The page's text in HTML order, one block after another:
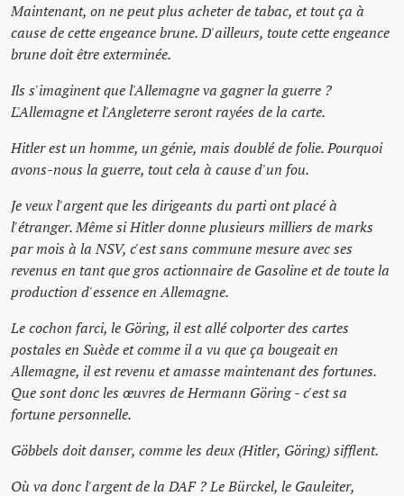
Maintenant, on ne peut plus acheter de tabac, et tout ça à
cause de cette engeance brune. D'ailleurs, toute cette engeance
brune doit être exterminée.
Ils s'imaginent que l'Allemagne va gagner la guerre ?
L'Allemagne et l'Angleterre seront rayées de la carte.
Hitler est un homme, un génie, mais doublé de folie. Pourquoi
avons-nous la guerre, tout cela à cause d'un fou.
Je veux l'argent que les dirigeants du parti ont placé à
l'étranger. Même si Hitler donne plusieurs milliers de marks
par mois à la NSV, c'est sans commune mesure avec ses
revenus en tant que gros actionnaire de Gasoline et de toute la
production d'essence en Allemagne.
Le cochon farci, le Göring, il est allé colporter des cartes
postales en Suède et comme il a vu que ça bougeait en
Allemagne, il est revenu et amasse maintenant des fortunes.
Que sont donc les œuvres de Hermann Göring - c'est sa
fortune personnelle.
Göbbels doit danser, comme les deux (Hitler, Göring) sifflent.
Où va donc l'argent de la DAF ? Le Bürckel, le Gauleiter,